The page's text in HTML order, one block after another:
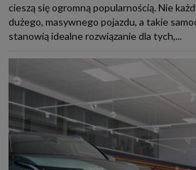
cieszą się ogromną popularnością. Nie
dużego, masywnego pojazdu, a takie
stanowią idealne rozwiązanie dla tych,...